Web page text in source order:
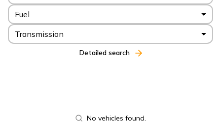
Fuel
Transmission
Detailed search
No vehicles found.